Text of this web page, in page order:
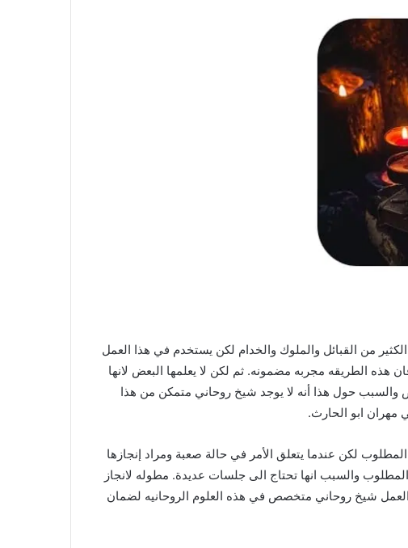
من القبائل والملوك والخدام لكن يستخدم في هذا العمل
والذي يعد من اقوى انواع الجن السفلي أي أن عندما نقوم بهذا العمل سوف نكون ضامنين للنتيجه 200% فان هذه الطريقه مجربه مضمونه. ثم لكن لا يعلمها البعض لانها
والسبب حول هذا أنه لا يوجد شيخ روحاني متمكن من هذا
مهران ابو الحارث.
لكن عندما يتعلق الأمر في حالة صعبة ومراد إنجازها
والسبب انها تحتاج الى جلسات عديدة. مطوله لانجاز
العمل شيخ روحاني متخصص في هذه العلوم الروحانيه لضمان